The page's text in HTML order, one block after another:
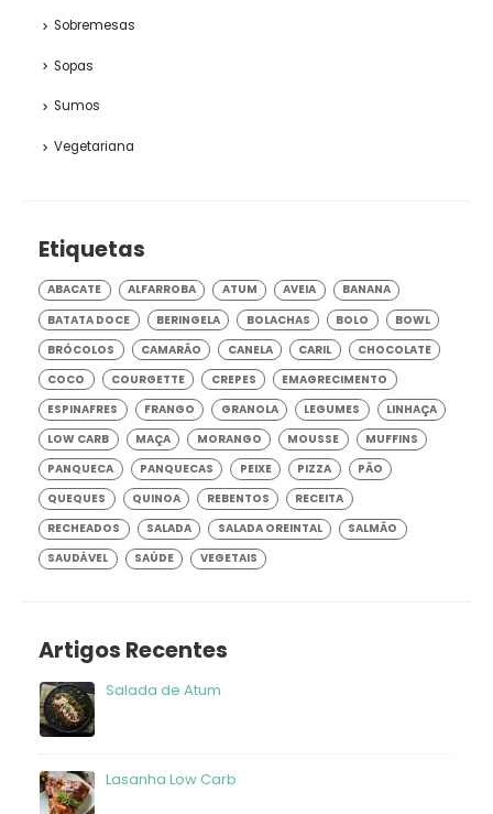
Sobremesas
Sopas
Sumos
Vegetariana
Etiquetas
ABACATE ALFARROBA ATUM AVEIA
BANANA
BATATA DOCE
BERINGELA BOLACHAS BOLO
BOWL
BRÓCOLOS
CAMARÃO CANELA CARIL
CHOCOLATE
COCO
COURGETTE CREPES
EMAGRECIMENTO
ESPINAFRES
FRANGO GRANOLA LEGUMES
LINHAÇA
LOW CARB
MAÇA MORANGO MOUSSE
MUFFINS
PANQUECA
PANQUECAS PEIXE PIZZA
PÃO
QUEQUES
QUINOA REBENTOS
RECEITA
RECHEADOS
SALADA SALADA OREINTAL
SALMÃO
SAUDÁVEL
SAÚDE VEGETAIS
Artigos Recentes
Salada de Atum
Lasanha Low Carb